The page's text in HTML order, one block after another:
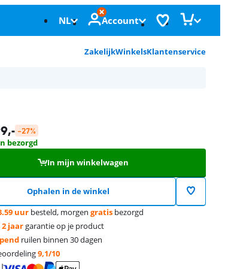
NL Account
ZakelijkWinkelsKlantenservice
,- -27%
bezorgd
In mijn winkelwagen
Ophalen in de winkel
uur besteld, morgengratis bezorgd
2 jaargarantie op je product
ruilen binnen 30 dagen
9,1/10